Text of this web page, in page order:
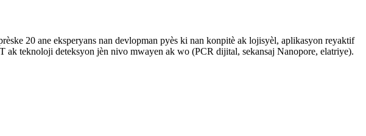
20 ane eksperyans nan devlopman pyès ki nan konpitè ak lojisyèl, aplikasyon reyaktif
teknoloji deteksyon jèn nivo mwayen ak wo (PCR dijital, sekansaj Nanopore, elatriye).